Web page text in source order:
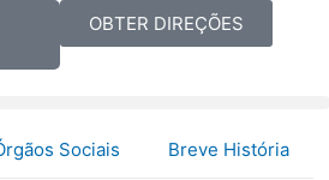
OBTER DIREÇÕES
Sociais Breve História